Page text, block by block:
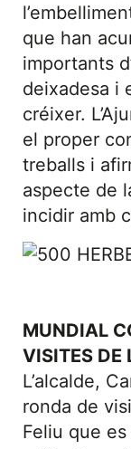
que han
importants
deixadesa i
créixer.
el proper
treballs i
aspecte de
incidir amb
MUNDIAL
VISITES DE
L’alcalde,
ronda de
Feliu que